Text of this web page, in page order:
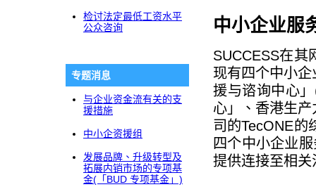
检讨法定最低工资水平
公众咨询
专题消息
与企业资金流有关的支
援措施
中小企资援组
发展品牌、升级转型及
拓展内销市场的专项基
金(「BUD 专项基金」)
中小企业服
SUCCESS在其
现有四个中小
援与谘询中心
心」、香港生
司的TecONE的
四个中小企业
提供连接至相